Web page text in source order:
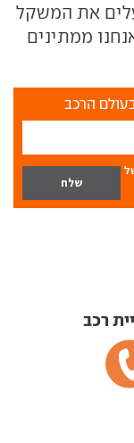
את המשקל
ממתינים
הרכב
רכב